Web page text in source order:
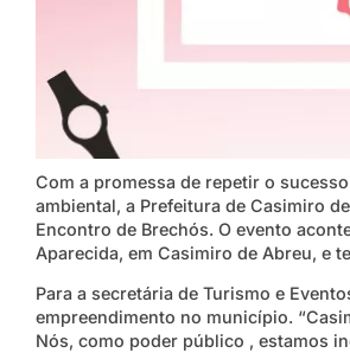
Com a promessa de repetir o
ambiental, a Prefeitura de Casimiro
Encontro de Brechós. O evento
Aparecida, em Casimiro de Abreu, e
Para a secretária de Turismo e
empreendimento no município.
Nós, como poder público , estamos